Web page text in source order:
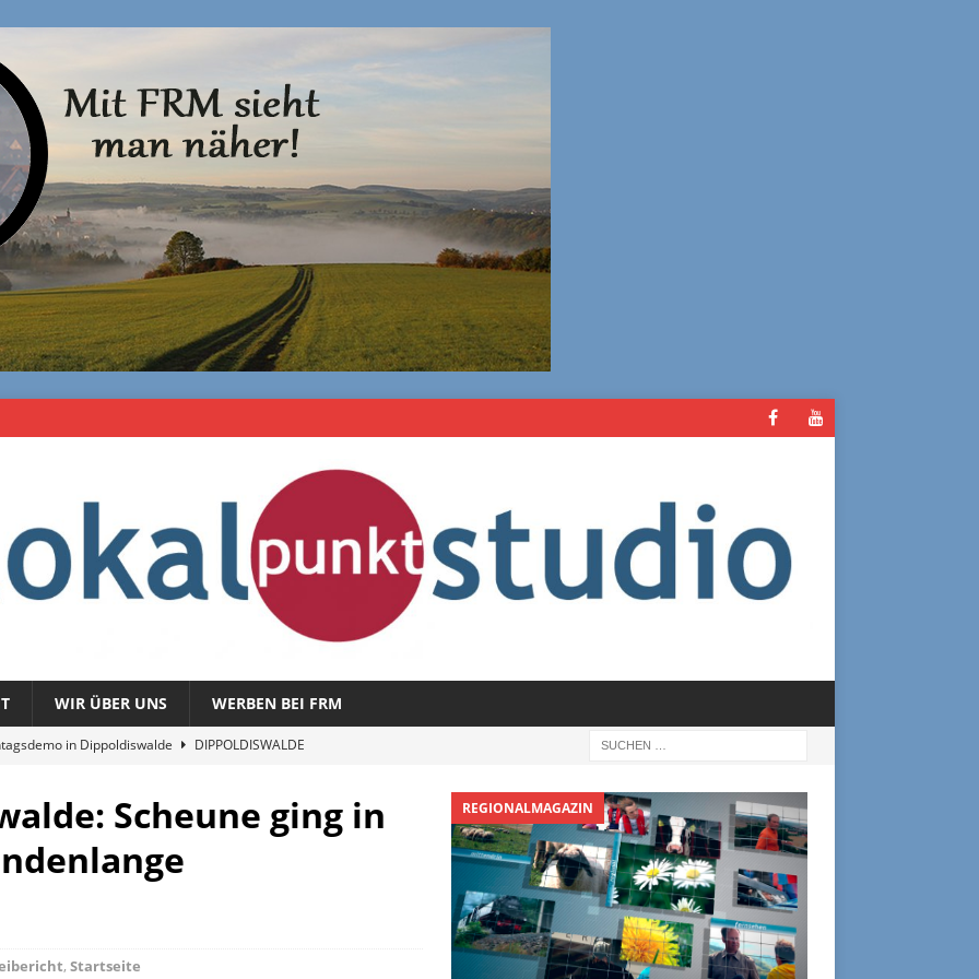
WIR ÜBER UNS WERBEN BEI FRM
in Dippoldiswalde
DIPPOLDISWALDE
1325 – vom 27. Juli 2026
REGIONALMAGAZIN
Semmelmilda
Scheune ging in
, Startseite
REGIONALMAGAZIN